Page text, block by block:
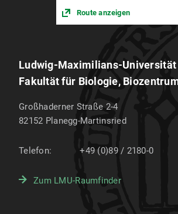
Route anzeigen
Ludwig-Maximilians-Universität
Fakultät für Biologie,
Großhaderner Straße 2-4
82152 Planegg-Martinsried
Telefon: +49 (0)89 / 2180-0
Zum LMU-Raumfinder